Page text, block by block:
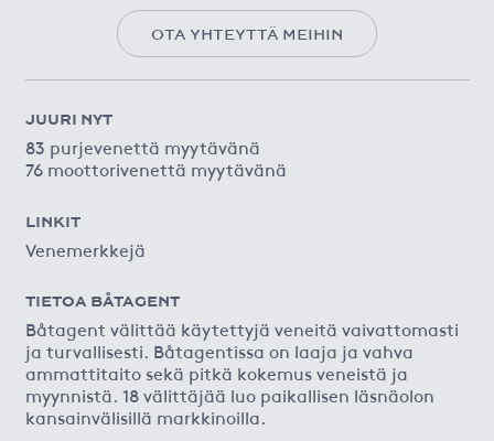
OTA YHTEYTTÄ MEIHIN
JUURI NYT
83 purjevenettä myytävänä
76 moottorivenettä myytävänä
LINKIT
Venemerkkejä
TIETOA BÅTAGENT
Båtagent välittää käytettyjä veneitä vaivattomasti
ja turvallisesti. Båtagentissa on laaja ja vahva
ammattitaito sekä pitkä kokemus veneistä ja
myynnistä. 18 välittäjää luo paikallisen läsnäolon
kansainvälisillä markkinoilla.